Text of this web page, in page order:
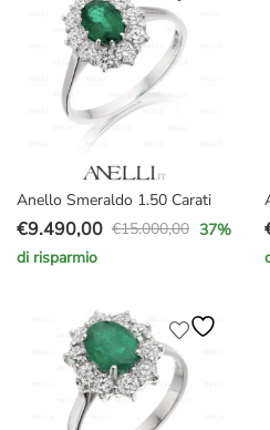
€5.200,00.
€3.777,00.
Anello Smeraldo 1.50 Carati
€15.000,00
Il
prezzo
€15.000,00.
€9.490,00
Il
prezzo
€9.490,00.
37%
di risparmio